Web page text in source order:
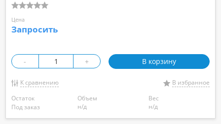
Цена
Запросить
- + В корзину
К сравнению
В избранное
Остаток
Под заказ
Объем
н/д
Вес
н/д